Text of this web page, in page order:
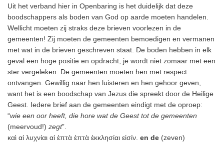
Uit het verband hier in Openbaring is het duidelijk dat deze
boodschappers als boden van God op aarde moeten handelen.
Wellicht moeten zij straks deze brieven voorlezen in de
gemeenten! Zij moeten de gemeenten bemoedigen en vermanen
met wat in de brieven geschreven staat. De boden hebben in elk
geval een hoge positie en opdracht, je wordt niet zomaar met een
ster vergeleken. De gemeenten moeten hen met respect
ontvangen. Gewillig naar hen luisteren en hen gehoor geven,
want het is een boodschap van Jezus die spreekt door de Heilige
Geest. Iedere brief aan de gemeenten eindigt met de oproep:
“wie een oor heeft, die hore wat de Geest tot de gemeenten
(meervoud!) zegt”.
καὶ αἱ λυχνίαι αἱ ἑπτὰ ἑπτὰ ἐκκλησίαι εἰσίν. en de (zeven)